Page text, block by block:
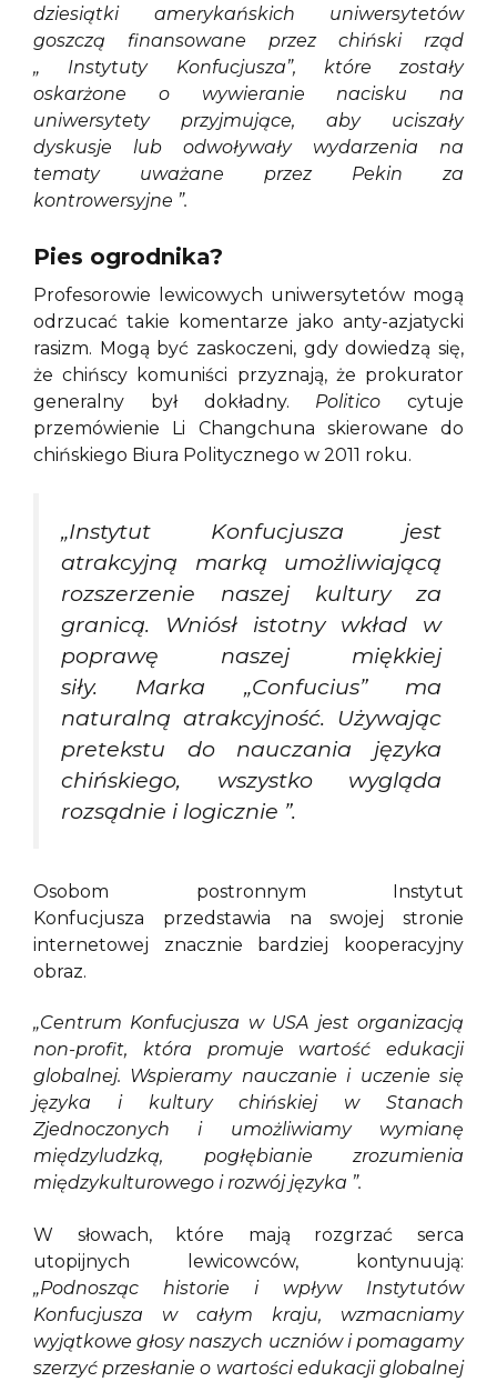
dziesiątki amerykańskich uniwersytetów
goszczą finansowane przez chiński rząd
„ Instytuty Konfucjusza”, które zostały
oskarżone o wywieranie nacisku na
uniwersytety przyjmujące, aby uciszały
dyskusje lub odwoływały wydarzenia na
tematy uważane przez Pekin za
kontrowersyjne ”.
Pies ogrodnika?
Profesorowie lewicowych uniwersytetów mogą
odrzucać takie komentarze jako anty-azjatycki
rasizm. Mogą być zaskoczeni, gdy dowiedzą się,
że chińscy komuniści przyznają, że prokurator
generalny był dokładny. Politico cytuje
przemówienie Li Changchuna skierowane do
chińskiego Biura Politycznego w 2011 roku.
„Instytut Konfucjusza jest
atrakcyjną marką umożliwiającą
rozszerzenie naszej kultury za
granicą. Wniósł istotny wkład w
poprawę naszej miękkiej
siły. Marka „Confucius” ma
naturalną atrakcyjność. Używając
pretekstu do nauczania języka
chińskiego, wszystko wygląda
rozsądnie i logicznie ”.
Osobom postronnym Instytut
Konfucjusza przedstawia na swojej stronie
internetowej znacznie bardziej kooperacyjny
obraz.
„Centrum Konfucjusza w USA jest organizacją
non-profit, która promuje wartość edukacji
globalnej. Wspieramy nauczanie i uczenie się
języka i kultury chińskiej w Stanach
Zjednoczonych i umożliwiamy wymianę
międzyludzką, pogłębianie zrozumienia
międzykulturowego i rozwój języka ”.
W słowach, które mają rozgrzać serca
utopijnych lewicowców, kontynuują:
„Podnosząc historie i wpływ Instytutów
Konfucjusza w całym kraju, wzmacniamy
wyjątkowe głosy naszych uczniów i pomagamy
szerzyć przesłanie o wartości edukacji globalnej